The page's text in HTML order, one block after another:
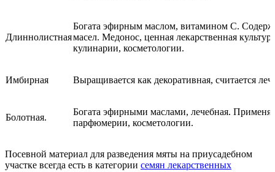
Длиннолистная
Богата эфирным маслом, витамином С.
масел. Медонос, ценная лекарственная
кулинарии, косметологии.
Имбирная Выращивается как декоративная, считается
Болотная.
Богата эфирными маслами, лечебная.
парфюмерии, косметологии.
Посевной материал для разведения мяты на приусадебном
участке всегда есть в категории семян лекарственных